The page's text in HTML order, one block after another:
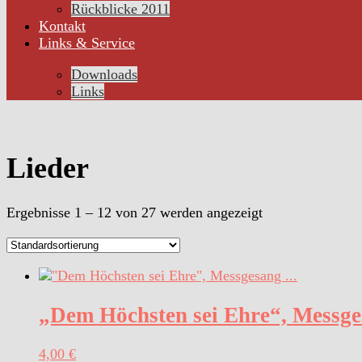
Rückblicke 2011
Kontakt
Links & Service
Downloads
Links
Lieder
Ergebnisse 1 – 12 von 27 werden angezeigt
„Dem Höchsten sei Ehre“,
4,00 €